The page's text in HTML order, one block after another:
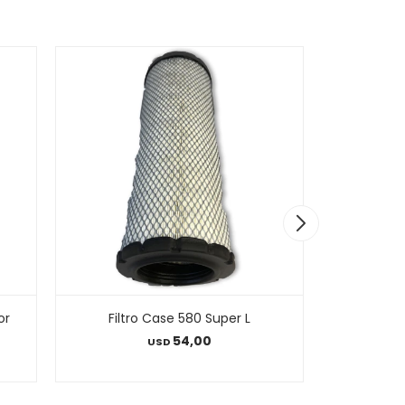
Filtro Case 580 Super L
USD 54,00